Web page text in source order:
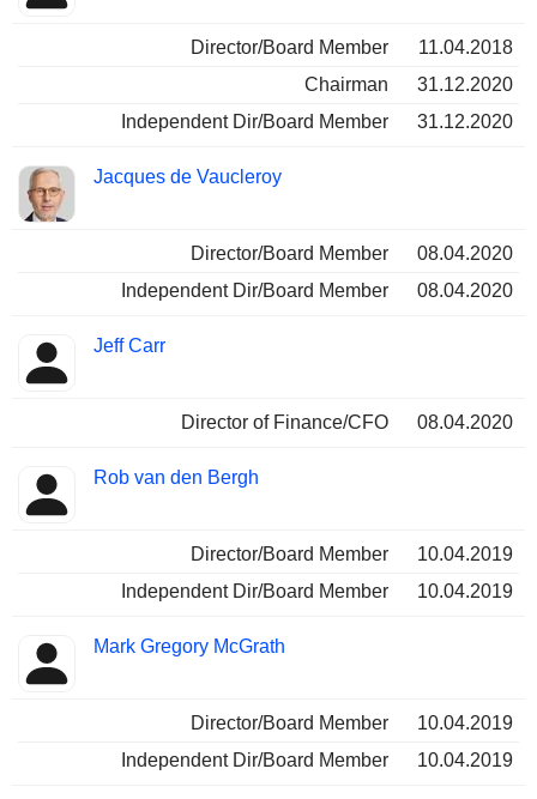
Director/Board Member
11.04.2018
Chairman
31.12.2020
Independent Dir/Board Member
31.12.2020
Jacques de Vaucleroy
Director/Board Member
08.04.2020
Independent Dir/Board Member
08.04.2020
Jeff Carr
Director of Finance/CFO 08.04.2020
Rob van den Bergh
Director/Board Member
10.04.2019
Independent Dir/Board Member
10.04.2019
Mark Gregory McGrath
Director/Board Member
10.04.2019
Independent Dir/Board Member
10.04.2019